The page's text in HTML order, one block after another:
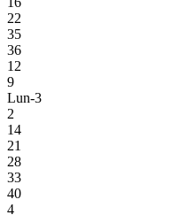
22
35
36
12
9
Lun-3
2
14
21
28
33
40
4